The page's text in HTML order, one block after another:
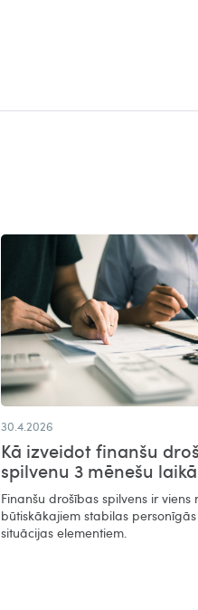
30.4.2026
Kā izveidot finanšu
spilvenu 3 mēnešu laikā
Finanšu drošības spilvens ir viens
būtiskākajiem stabilas
situācijas elementiem.